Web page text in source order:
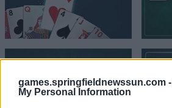
games.springfieldnewssun.com -
My Personal Information